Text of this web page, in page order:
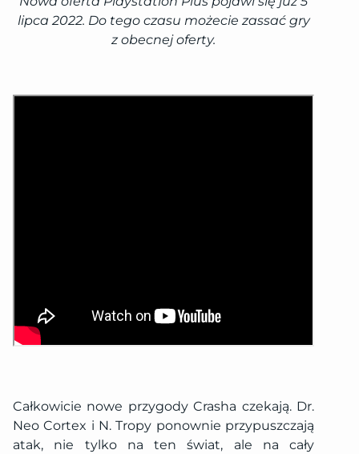
lipca 2022. Do tego czasu możecie zassać gry
z obecnej oferty.
Całkowicie nowe przygody Crasha czekają. Dr.
Neo Cortex i N. Tropy ponownie przypuszczają
atak, nie tylko na ten świat, ale na cały